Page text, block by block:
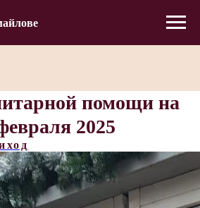
помощи на
2025